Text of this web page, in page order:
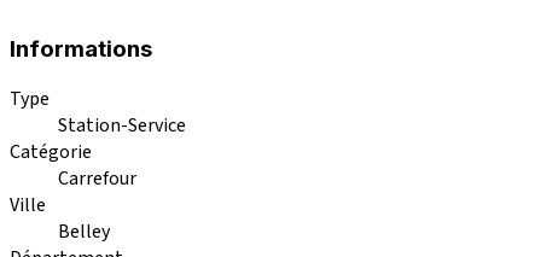
Informations
Type
Station-Service
Catégorie
Carrefour
Ville
Belley